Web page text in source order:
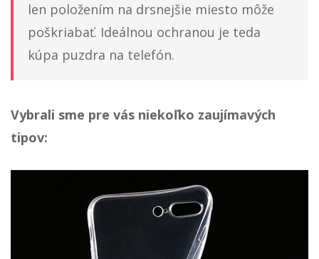
len položením na drsnejšie miesto môže
poškriabať. Ideálnou ochranou je teda
kúpa puzdra na telefón.
Vybrali sme pre vás niekoľko zaujímavých
tipov: